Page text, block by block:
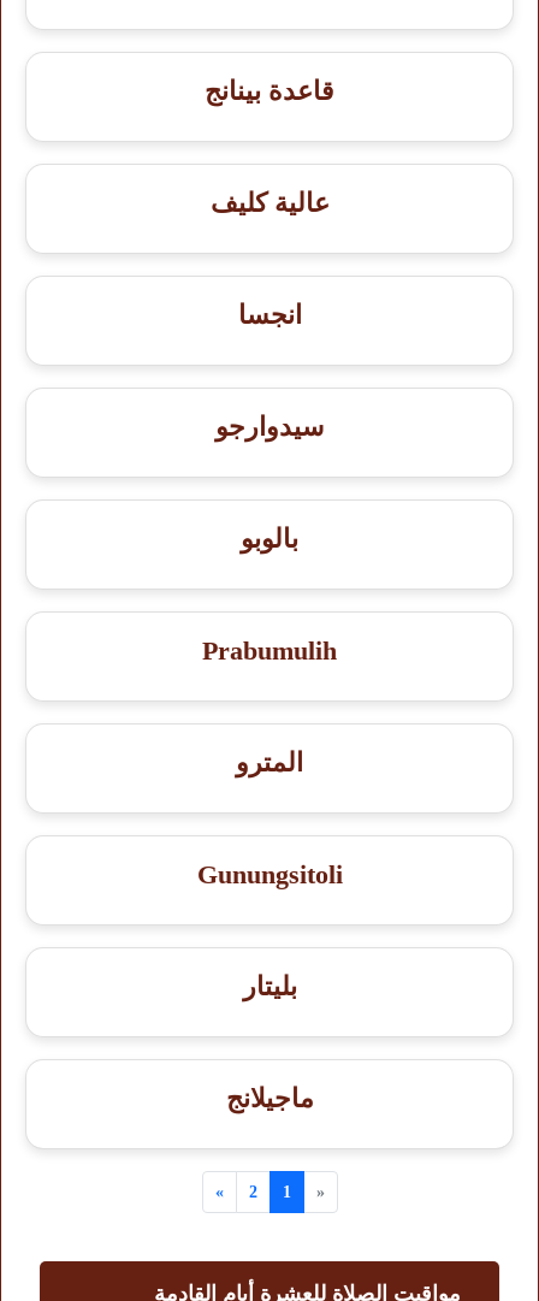
قاعدة بينانج
عالية كليف
انجسا
سيدوارجو
بالوبو
Prabumulih
المترو
Gunungsitoli
بليتار
ماجيلانج
«
1
2
»
مواقيت الصلاة للعشرة أيام القادمة